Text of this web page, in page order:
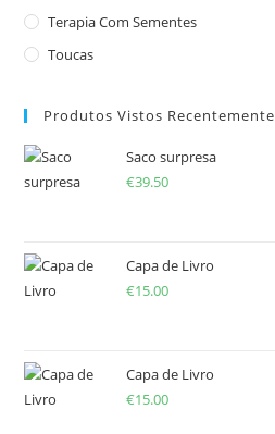
Terapia Com Sementes
Toucas
Produtos Vistos Recentemente
Saco surpresa
€39.50
Capa de Livro
€15.00
Capa de Livro
€15.00